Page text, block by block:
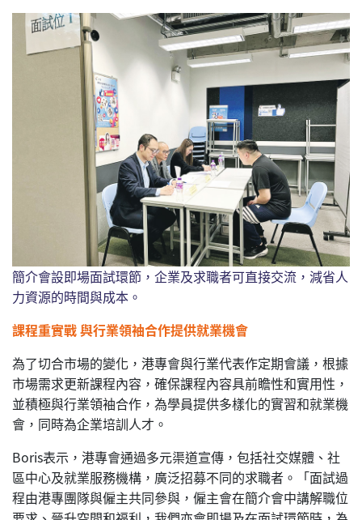
簡介會設即場面試環節，企業及求職者可直接交流，減省人
力資源的時間與成本。
課程重實戰 與行業領袖合作提供就業機會
為了切合市場的變化，港專會與行業代表作定期會議，根據
市場需求更新課程內容，確保課程內容具前瞻性和實用性，
並積極與行業領袖合作，為學員提供多樣化的實習和就業機
會，同時為企業培訓人才。
Boris表示，港專會通過多元渠道宣傳，包括社交媒體、社
區中心及就業服務機構，廣泛招募不同的求職者。「面試過
程由港專團隊與僱主共同參與，僱主會在簡介會中講解職位